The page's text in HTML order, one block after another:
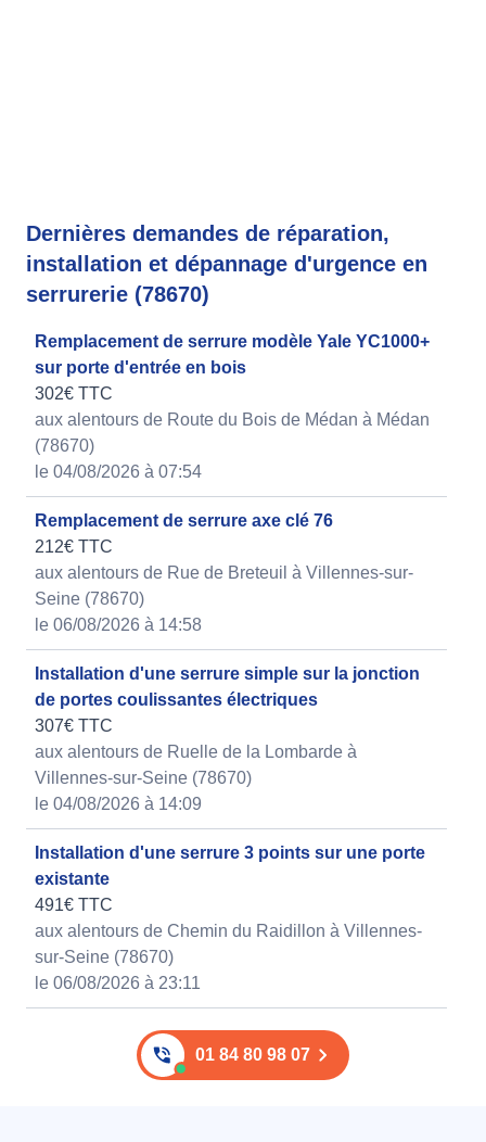
Dernières demandes de réparation,
installation et dépannage d'urgence en
serrurerie (78670)
Remplacement de serrure modèle Yale YC1000+
sur porte d'entrée en bois
302€ TTC
aux alentours de Route du Bois de Médan à Médan
(78670)
le 04/08/2026 à 07:54
Remplacement de serrure axe clé 76
212€ TTC
aux alentours de Rue de Breteuil à Villennes-sur-
Seine (78670)
le 06/08/2026 à 14:58
Installation d'une serrure simple sur la jonction
de portes coulissantes électriques
307€ TTC
aux alentours de Ruelle de la Lombarde à
Villennes-sur-Seine (78670)
le 04/08/2026 à 14:09
Installation d'une serrure 3 points sur une porte
existante
491€ TTC
aux alentours de Chemin du Raidillon à Villennes-
sur-Seine (78670)
le 06/08/2026 à 23:11
01 84 80 98 07